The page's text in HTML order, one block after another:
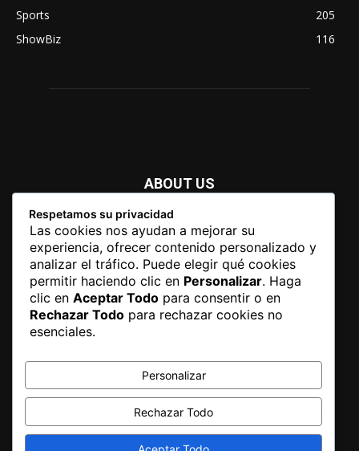
Sports
205
ShowBiz
116
ABOUT US
Newspaper is your news, entertainment, music fashion
website. We provide you with the latest breaking news and
videos straight from the entertainment industry.
Contact us:contact@yoursite.com
Respetamos su privacidad
Las cookies nos ayudan a mejorar su
experiencia, ofrecer contenido personalizado y
analizar el tráfico. Puede elegir qué cookies
permitir haciendo clic en Personalizar. Haga
clic en Aceptar Todo para consentir o en
Rechazar Todo para rechazar cookies no
esenciales.
Personalizar
Rechazar Todo